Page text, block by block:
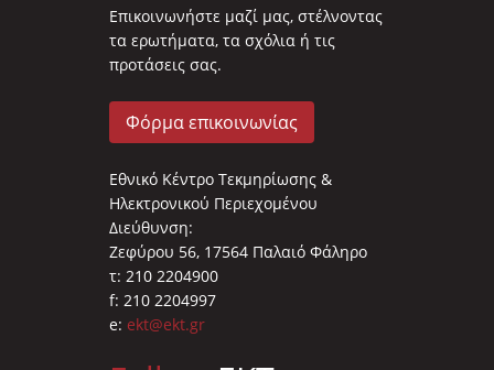
Επικοινωνήστε μαζί μας, στέλνοντας
τα ερωτήματα, τα σχόλια ή τις
προτάσεις σας.
Φόρμα επικοινωνίας
Εθνικό Κέντρο Τεκμηρίωσης &
Ηλεκτρονικού Περιεχομένου
Διεύθυνση:
Ζεφύρου 56, 17564 Παλαιό Φάληρο
τ: 210 2204900
f: 210 2204997
e: ekt@ekt.gr